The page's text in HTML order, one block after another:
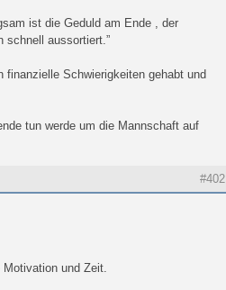
ist die Geduld am Ende , der
schnell aussortiert.”
Schwierigkeiten gehabt und
tun werde um die Mannschaft auf
#402
und Zeit.